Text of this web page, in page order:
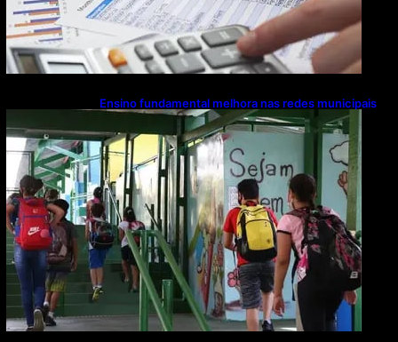
Ensino fundamental melhora nas redes municipais